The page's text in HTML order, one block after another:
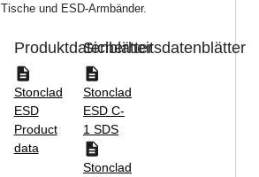
Tische und ESD-Armbänder.
Produktdatenblätter
Stonclad
ESD
Product
data
Sicherheitsdatenblätter
Stonclad
ESD C-
1 SDS
Stonclad